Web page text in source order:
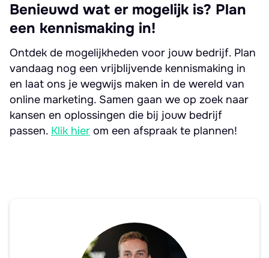
Benieuwd wat er mogelijk is? Plan
een kennismaking in!
Ontdek de mogelijkheden voor jouw bedrijf. Plan
vandaag nog een vrijblijvende kennismaking in
en laat ons je wegwijs maken in de wereld van
online marketing. Samen gaan we op zoek naar
kansen en oplossingen die bij jouw bedrijf
passen. Klik hier om een afspraak te plannen!